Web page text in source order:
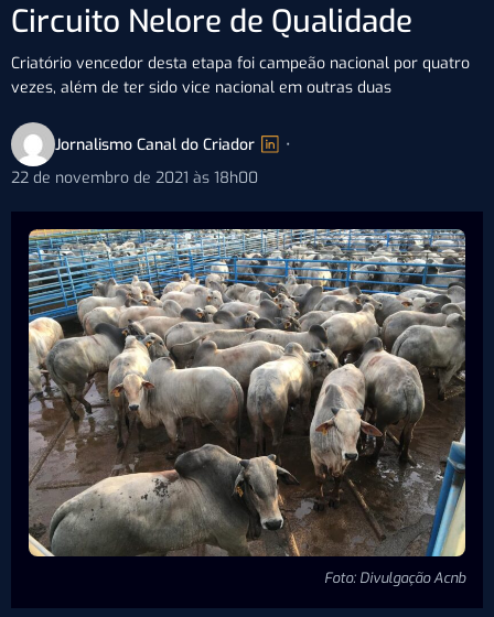
Circuito Nelore de Qualidade
Criatório vencedor desta etapa foi campeão nacional por quatro
vezes, além de ter sido vice nacional em outras duas
Jornalismo Canal do Criador
•
22 de novembro de 2021 às 18h00
Foto: Divulgação Acnb